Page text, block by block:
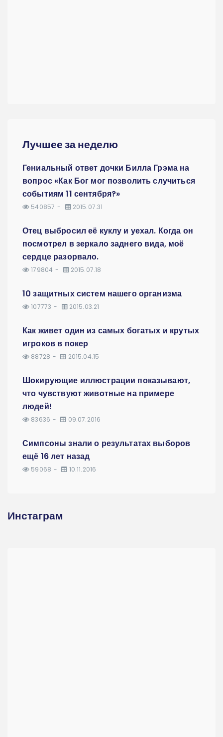
Лучшее за неделю
Гениальный ответ дочки Билла Грэма на
вопрос «Как Бог мог позволить случиться
событиям 11 сентября?»
540857 2015.07.31
Отец выбросил её куклу и уехал. Когда он
посмотрел в зеркало заднего вида, моё
сердце разорвало.
179804 2015.07.18
10 защитных систем нашего организма
107773 2015.03.21
Как живет один из самых богатых и крутых
игроков в покер
88728 2015.04.15
Шокирующие иллюстрации показывают,
что чувствуют животные на примере
людей!
83636 09.07.2016
Симпсоны знали о результатах выборов
ещё 16 лет назад
59068 10.11.2016
Инстаграм